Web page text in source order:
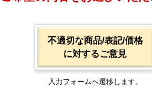
不適切な商品/表記/価格
に対するご意見
入力フォームへ遷移します。